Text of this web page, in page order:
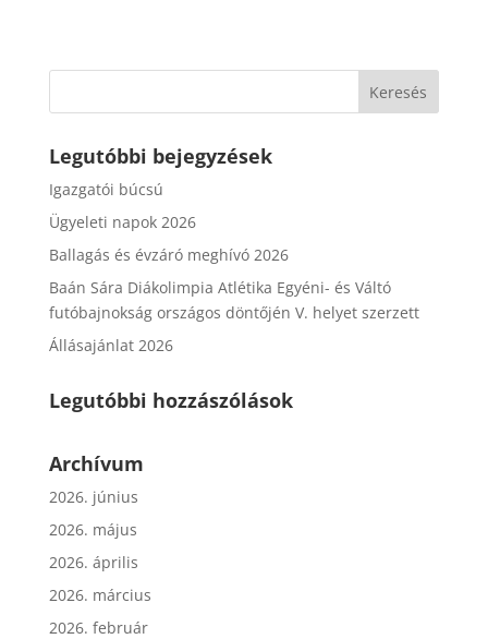
Legutóbbi bejegyzések
Igazgatói búcsú
Ügyeleti napok 2026
Ballagás és évzáró meghívó 2026
Baán Sára Diákolimpia Atlétika Egyéni- és Váltó
futóbajnokság országos döntőjén V. helyet szerzett
Állásajánlat 2026
Legutóbbi hozzászólások
Archívum
2026. június
2026. május
2026. április
2026. március
2026. február